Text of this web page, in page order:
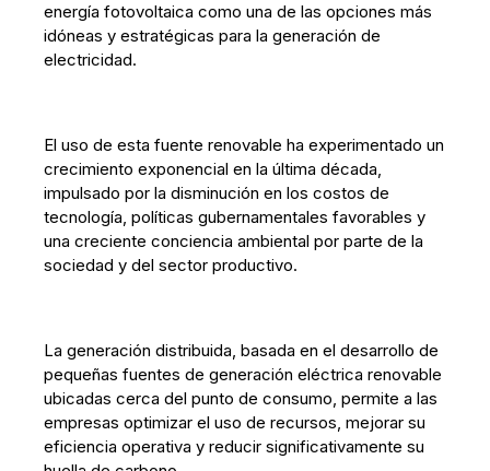
energía fotovoltaica como una de las opciones más
idóneas y estratégicas para la generación de
electricidad.
El uso de esta fuente renovable ha experimentado un
crecimiento exponencial en la última década,
impulsado por la disminución en los costos de
tecnología, políticas gubernamentales favorables y
una creciente conciencia ambiental por parte de la
sociedad y del sector productivo.
La generación distribuida, basada en el desarrollo de
pequeñas fuentes de generación eléctrica renovable
ubicadas cerca del punto de consumo, permite a las
empresas optimizar el uso de recursos, mejorar su
eficiencia operativa y reducir significativamente su